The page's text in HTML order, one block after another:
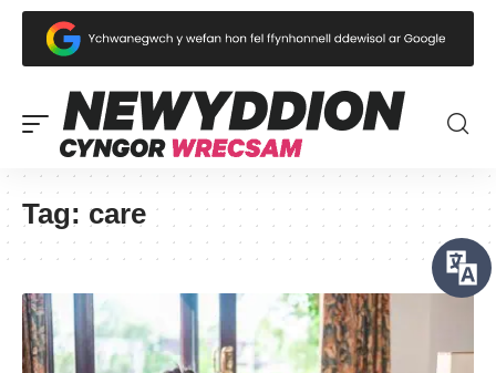
Tag: care